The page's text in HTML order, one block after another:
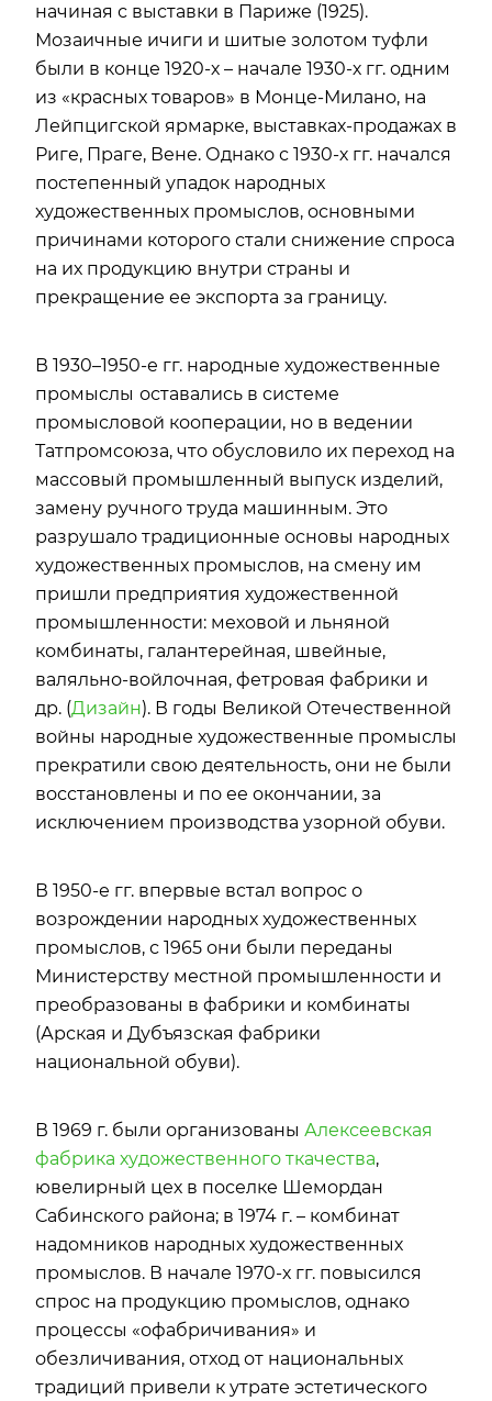
начиная с выставки в Париже (1925).
Мозаичные ичиги и шитые золотом туфли
были в конце 1920-х – начале 1930-х гг. одним
из «красных товаров» в Монце-Милано, на
Лейпцигской ярмарке, выставках-продажах в
Риге, Праге, Вене. Однако с 1930-х гг. начался
постепенный упадок народных
художественных промыслов, основными
причинами которого стали снижение спроса
на их продукцию внутри страны и
прекращение ее экспорта за границу.
В 1930–1950-е гг. народные художественные
промыслы оставались в системе
промысловой кооперации, но в ведении
Татпромсоюза, что обусловило их переход на
массовый промышленный выпуск изделий,
замену ручного труда машинным. Это
разрушало традиционные основы народных
художественных промыслов, на смену им
пришли предприятия художественной
промышленности: меховой и льняной
комбинаты, галантерейная, швейные,
валяльно-войлочная, фетровая фабрики и
др. (Дизайн). В годы Великой Отечественной
войны народные художественные промыслы
прекратили свою деятельность, они не были
восстановлены и по ее окончании, за
исключением производства узорной обуви.
В 1950-е гг. впервые встал вопрос о
возрождении народных художественных
промыслов, с 1965 они были переданы
Министерству местной промышленности и
преобразованы в фабрики и комбинаты
(Арская и Дубъязская фабрики
национальной обуви).
В 1969 г. были организованы Алексеевская
фабрика художественного ткачества,
ювелирный цех в поселке Шемордан
Сабинского района; в 1974 г. – комбинат
надомников народных художественных
промыслов. В начале 1970-х гг. повысился
спрос на продукцию промыслов, однако
процессы «офабричивания» и
обезличивания, отход от национальных
традиций привели к утрате эстетического